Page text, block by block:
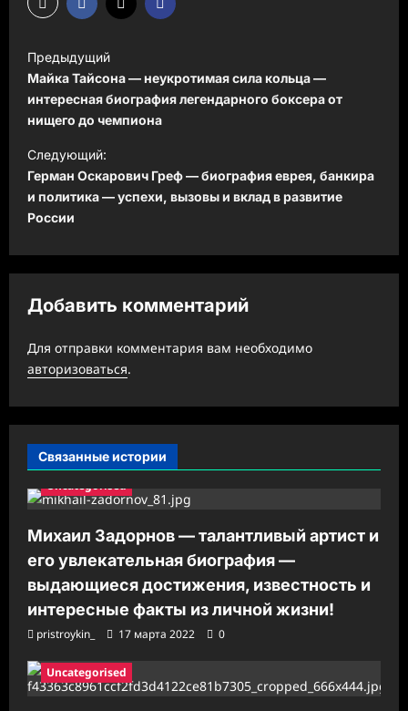
а
в
и
г
а
ц
я
з
п
и
с
и
Предыдущий
Майка Тайсона — неукротимая сила кольца —
интересная биография легендарного боксера от
нищего до чемпиона
Следующий:
Герман Оскарович Греф — биография еврея, банкира
и политика — успехи, вызовы и вклад в развитие
России
Добавить комментарий
Для отправки комментария вам необходимо
авторизоваться.
Связанные истории
Uncategorised
Михаил Задорнов — талантливый артист и
его увлекательная биография —
выдающиеся достижения, известность и
интересные факты из личной жизни!
pristroykin_ 17 марта 2022 0
Uncategorised